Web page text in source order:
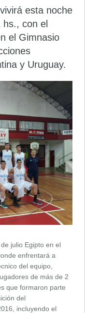
esta noche
hs., con el
el Gimnasio
y Uruguay.
julio Egipto en el
enfrentará a
del equipo,
de más de 2
que formaron parte
del
incluyendo el